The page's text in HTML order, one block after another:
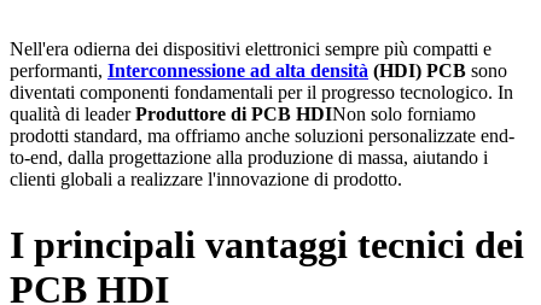
Nell'era odierna dei dispositivi elettronici sempre più compatti e
performanti, Interconnessione ad alta densità (HDI) PCB sono
diventati componenti fondamentali per il progresso tecnologico. In
qualità di leader Produttore di PCB HDINon solo forniamo
prodotti standard, ma offriamo anche soluzioni personalizzate end-
to-end, dalla progettazione alla produzione di massa, aiutando i
clienti globali a realizzare l'innovazione di prodotto.
I principali vantaggi tecnici dei
PCB HDI